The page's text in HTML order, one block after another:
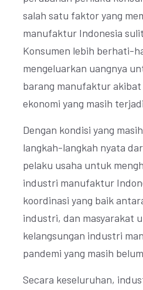
salah satu faktor yang
manufaktur Indonesia
Konsumen lebih berhati-
mengeluarkan uangnya
barang manufaktur
ekonomi yang masih
Dengan kondisi yang
langkah-langkah nyata
pelaku usaha untuk
industri manufaktur
koordinasi yang baik
industri, dan masyarakat
kelangsungan industri
pandemi yang masih
Secara keseluruhan,